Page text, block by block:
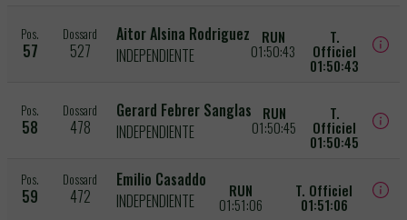
Pos.
57
Dossard
527
Aitor Alsina Rodriguez
INDEPENDIENTE
RUN
01:50:43
T.
Officiel
01:50:43
Pos.
58
Dossard
478
Gerard Febrer Sanglas
INDEPENDIENTE
RUN
01:50:45
T.
Officiel
01:50:45
Pos.
59
Dossard
472
Emilio Casaddo
INDEPENDIENTE
RUN
01:51:06
T. Officiel
01:51:06